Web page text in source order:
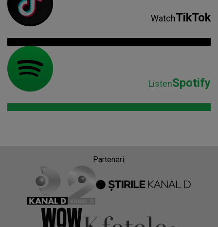
WatchTikTok
ListenSpotify
Parteneri: